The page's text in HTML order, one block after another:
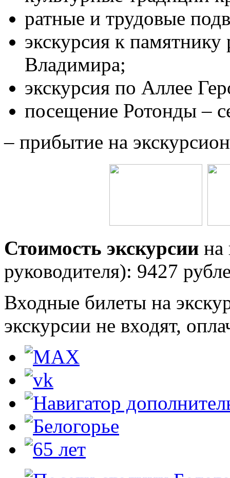
ратные и трудовые
экскурсия к памятнику
Владимира;
экскурсия по Аллее
посещение Ротонды –
– прибытие на
Стоимость экскурсии на
руководителя): 9427
Входные билеты на
экскурсии не входят,